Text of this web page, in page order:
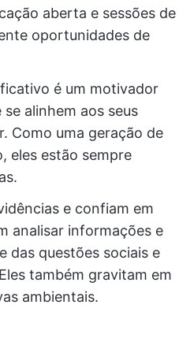
aberta e sessões de
oportunidades de
é um motivador
alinhem aos seus
Como uma geração de
eles estão sempre
e confiam em
analisar informações e
das questões sociais e
também gravitam em
ambientais.